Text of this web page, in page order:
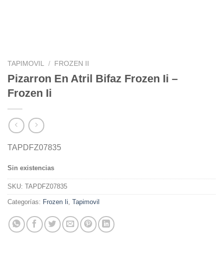
TAPIMOVIL / FROZEN II
Pizarron En Atril Bifaz Frozen Ii –
Frozen Ii
TAPDFZ07835
Sin existencias
SKU: TAPDFZ07835
Categorías: Frozen Ii, Tapimovil